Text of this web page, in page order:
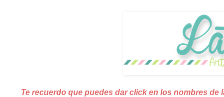
Te recuerdo que puedes dar click en los nombres